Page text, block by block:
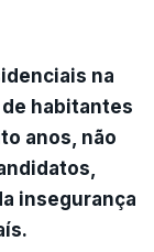
na
habitantes
anos, não
insegurança